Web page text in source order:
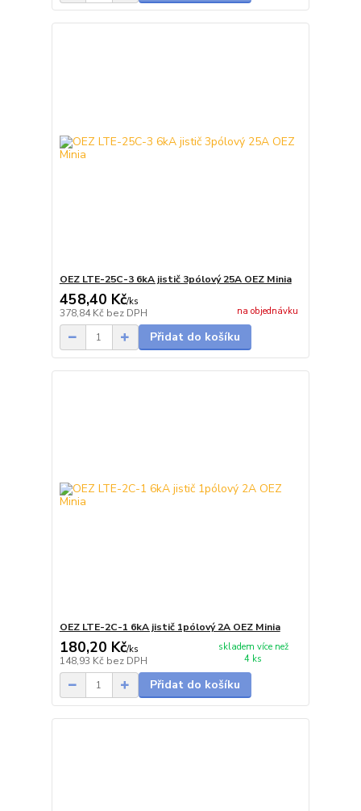
OEZ LTE-25C-3 6kA jistič 3pólový 25A OEZ Minia
458,40 Kč/ks
378,84 Kč bez DPH na objednávku
Přidat do košíku
OEZ LTE-2C-1 6kA jistič 1pólový 2A OEZ Minia
180,20 Kč/ks
148,93 Kč bez DPH
skladem více než
4 ks
Přidat do košíku